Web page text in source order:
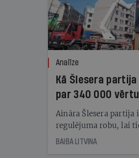
Analīze
Kā Šlesera
par 340 000
kampaņu
Aināra Šlesera partija
regulējuma robu, lai
starta izreklamētos
BAIBA LITVINA